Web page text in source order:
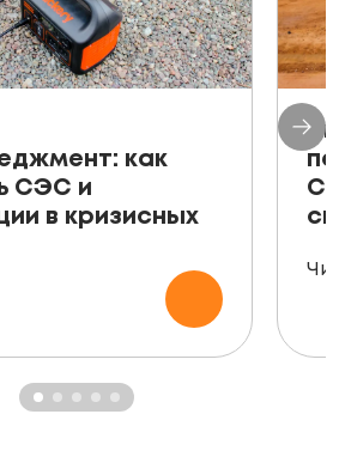
как
СЭС и
в кризисных